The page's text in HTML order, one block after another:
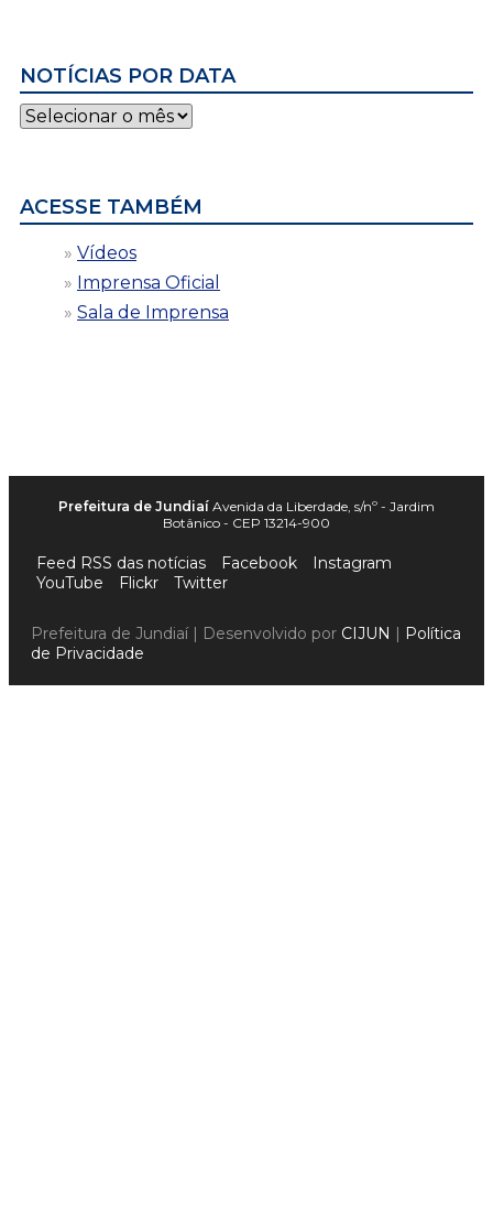
NOTÍCIAS POR DATA
Notícias
por
ACESSE TAMBÉM
Vídeos
Imprensa Oficial
Sala de Imprensa
Prefeitura de Jundiaí Avenida da Liberdade, s/nº - Jardim
Botânico - CEP 13214-900
Feed RSS das notícias Facebook
Instagram
YouTube
Flickr Twitter
Prefeitura de Jundiaí | Desenvolvido por CIJUN
Política
de Privacidade